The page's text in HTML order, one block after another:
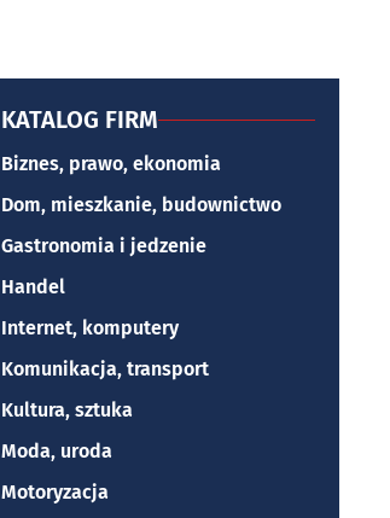
KATALOG FIRM
Biznes, prawo, ekonomia
Dom, mieszkanie, budownictwo
Gastronomia i jedzenie
Handel
Internet, komputery
Komunikacja, transport
Kultura, sztuka
Moda, uroda
Motoryzacja